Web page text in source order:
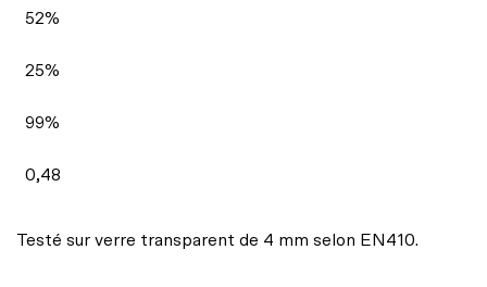
52%
25%
99%
0,48
Testé sur verre transparent de 4 mm selon EN410.